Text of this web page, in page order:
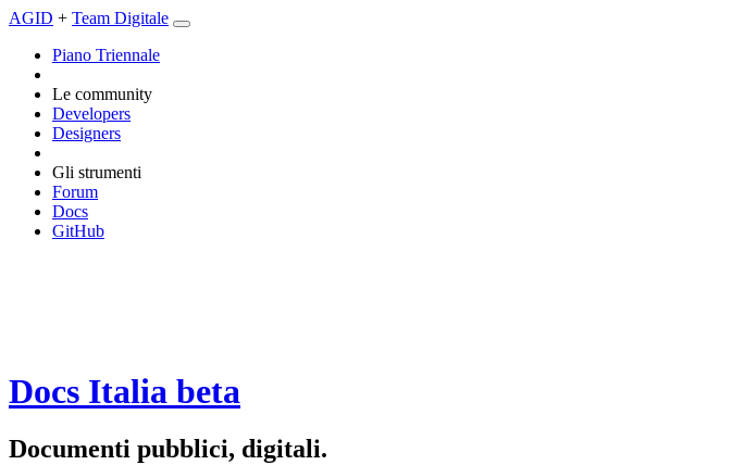
AGID + Team Digitale
Piano Triennale
Le community
Developers
Designers
Gli strumenti
Forum
Docs
GitHub
Docs Italia beta
Documenti pubblici, digitali.